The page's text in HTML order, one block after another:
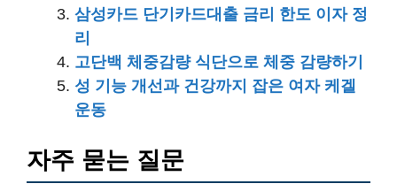
삼성카드 단기카드대출 금리 한도 이자 정
리
고단백 체중감량 식단으로 체중 감량하기
성 기능 개선과 건강까지 잡은 여자 케겔
운동
자주 묻는 질문